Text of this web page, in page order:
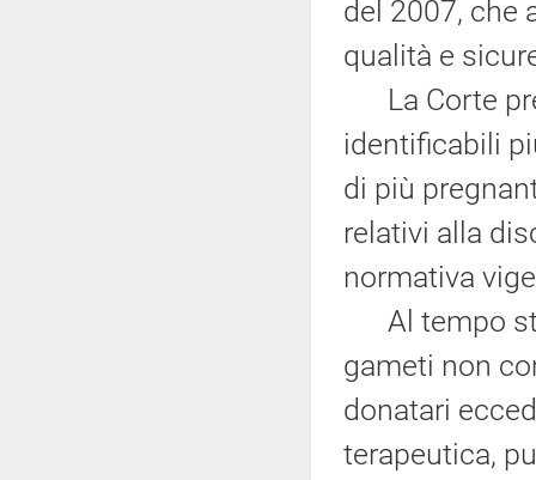
del 2007, che
qualità e
La Corte
identificabili
di più
relativi alla
normativa
Al tempo
gameti non
donatari
terapeutica,